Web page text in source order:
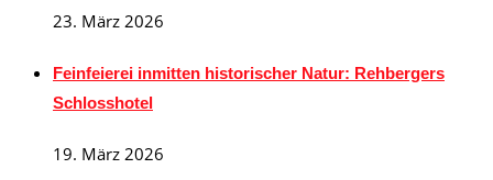
23. März 2026
Feinfeierei inmitten historischer Natur: Rehbergers
Schlosshotel
19. März 2026